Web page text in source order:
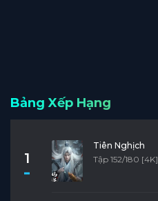
Bảng Xếp Hạng
1
Tiên Nghịch
Tập 152/180 [4K]